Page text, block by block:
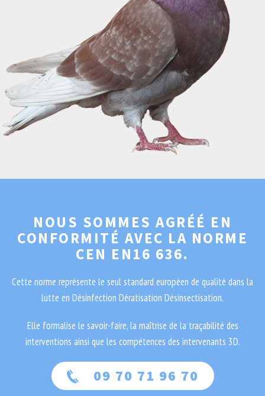
NOUS SOMMES AGRÉÉ EN
CONFORMITÉ AVEC LA NORME
CEN EN16 636.
Cette norme représente le seul standard européen de qualité dans la
lutte en Désinfection Dératisation Désinsectisation.
Elle formalise le savoir-faire, la maîtrise de la traçabilité des
interventions ainsi que les compétences des intervenants 3D.
09 70 71 96 70